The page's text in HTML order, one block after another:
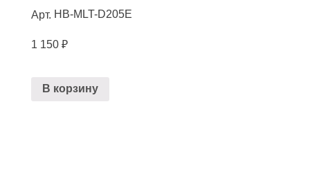
Арт. HB-MLT-D205E
1 150 ₽
В корзину